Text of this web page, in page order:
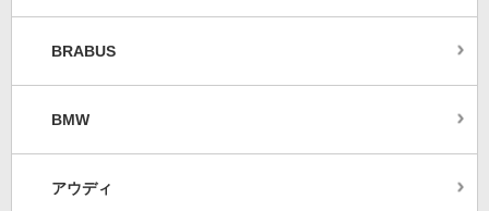
BRABUS
BMW
アウディ